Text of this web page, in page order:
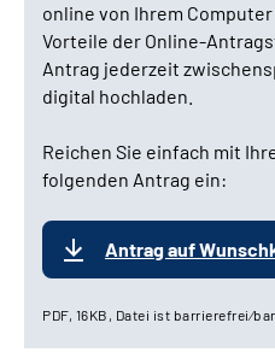
online von Ihrem
Vorteile der Online-
Antrag jederzeit
digital hochladen.
Reichen Sie einfach mit
folgenden Antrag ein:
Antrag auf
PDF, 16KB, Datei ist